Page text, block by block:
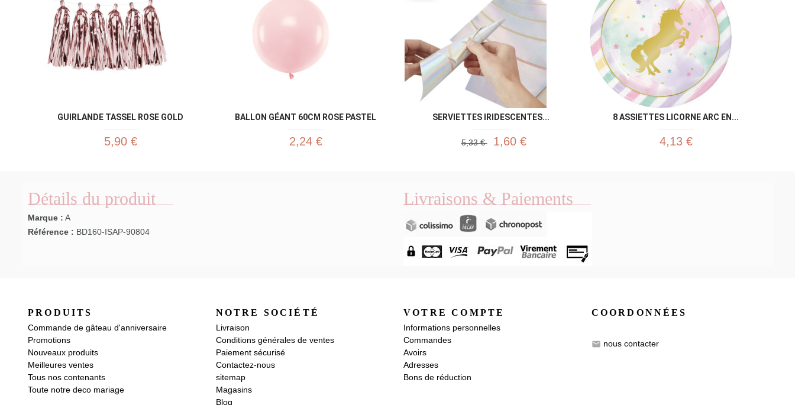
GUIRLANDE TASSEL ROSE GOLD
5,90 €
BALLON GÉANT 60CM ROSE PASTEL
2,24 €
SERVIETTES IRIDESCENTES...
5,33 € 1,60 €
8 ASSIETTES LICORNE ARC EN...
4,13 €
Détails du produit
Marque : A
Référence : BD160-ISAP-90804
Livraisons & Paiements
PRODUITS
Commande de gâteau d'anniversaire
Promotions
Nouveaux produits
Meilleures ventes
Tous nos contenants
Toute notre deco mariage
NOTRE SOCIÉTÉ
Livraison
Conditions générales de ventes
Paiement sécurisé
Contactez-nous
sitemap
Magasins
Blog
VOTRE COMPTE
Informations personnelles
Commandes
Avoirs
Adresses
Bons de réduction
COORDONNÉES
email nous contacter